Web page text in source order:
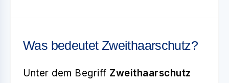
Was bedeutet Zweithaarschutz?
Unter dem Begriff Zweithaarschutz